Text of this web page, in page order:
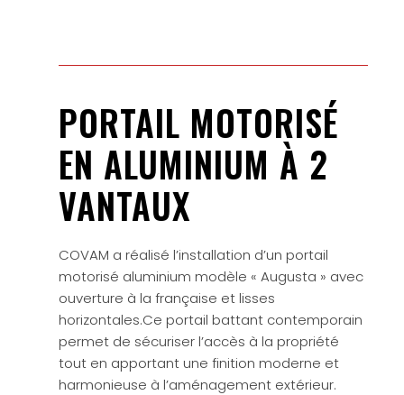
PORTAIL MOTORISÉ
EN ALUMINIUM À 2
VANTAUX
COVAM a réalisé l’installation d’un portail
motorisé aluminium modèle « Augusta » avec
ouverture à la française et lisses
horizontales.Ce portail battant contemporain
permet de sécuriser l’accès à la propriété
tout en apportant une finition moderne et
harmonieuse à l’aménagement extérieur.